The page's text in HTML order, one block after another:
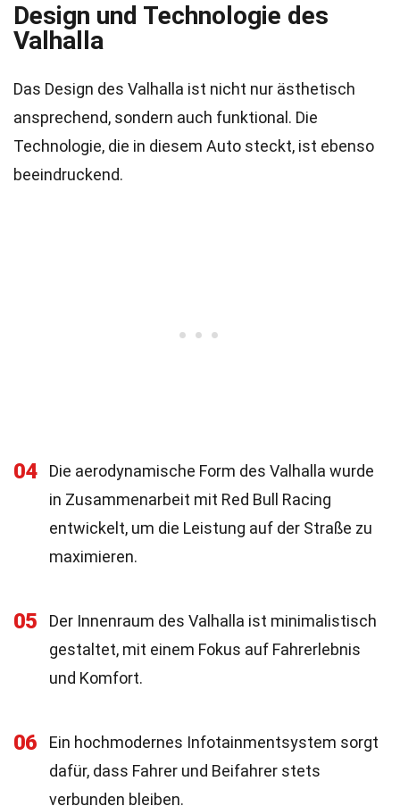
Design und Technologie des
Valhalla
Das Design des Valhalla ist nicht nur ästhetisch
ansprechend, sondern auch funktional. Die
Technologie, die in diesem Auto steckt, ist ebenso
beeindruckend.
04
Die aerodynamische Form des Valhalla wurde
in Zusammenarbeit mit Red Bull Racing
entwickelt, um die Leistung auf der Straße zu
maximieren.
05
Der Innenraum des Valhalla ist minimalistisch
gestaltet, mit einem Fokus auf Fahrerlebnis
und Komfort.
06
Ein hochmodernes Infotainmentsystem sorgt
dafür, dass Fahrer und Beifahrer stets
verbunden bleiben.